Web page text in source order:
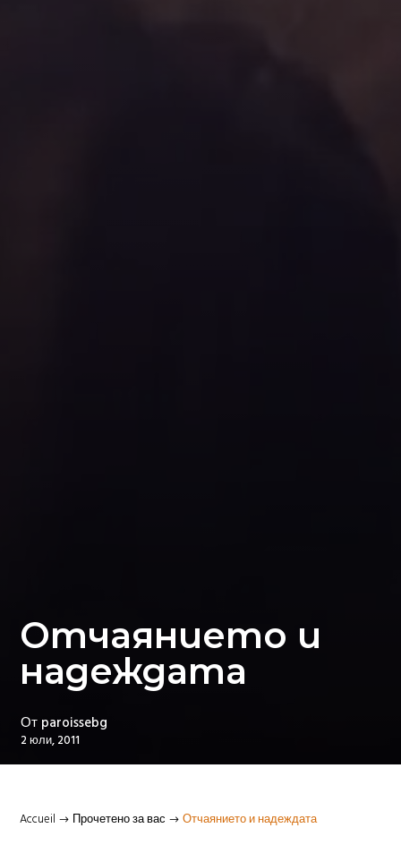
Отчаянието и
надеждата
От paroissebg
2 юли, 2011
Accueil $ Прочетено за вас $ Отчаянието и надеждата